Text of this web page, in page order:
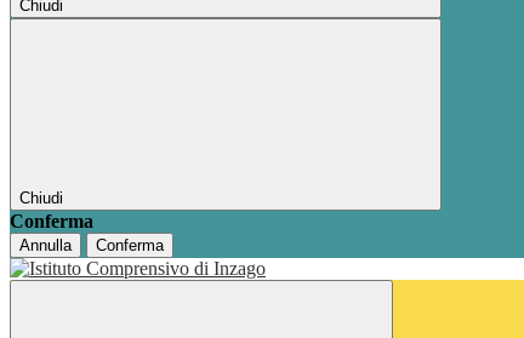
Chiudi
Chiudi
Conferma
Annulla Conferma